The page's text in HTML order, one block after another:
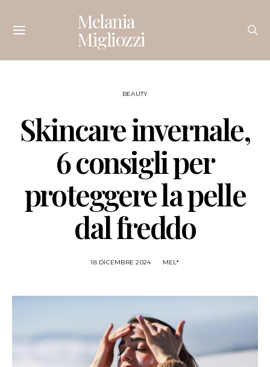
Melania
Migliozzi
BEAUTY
Skincare invernale,
6 consigli per
proteggere la pelle
dal freddo
18 DICEMBRE 2024 MEL*